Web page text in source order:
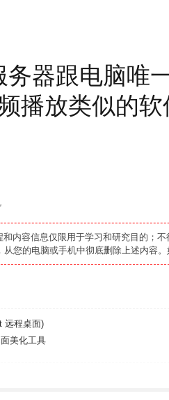
务器跟电脑唯
播放类似的软
内容信息仅限用于学习和研究目的；
从您的电脑或手机中彻底删除上述内容
远程桌面)
美化工具